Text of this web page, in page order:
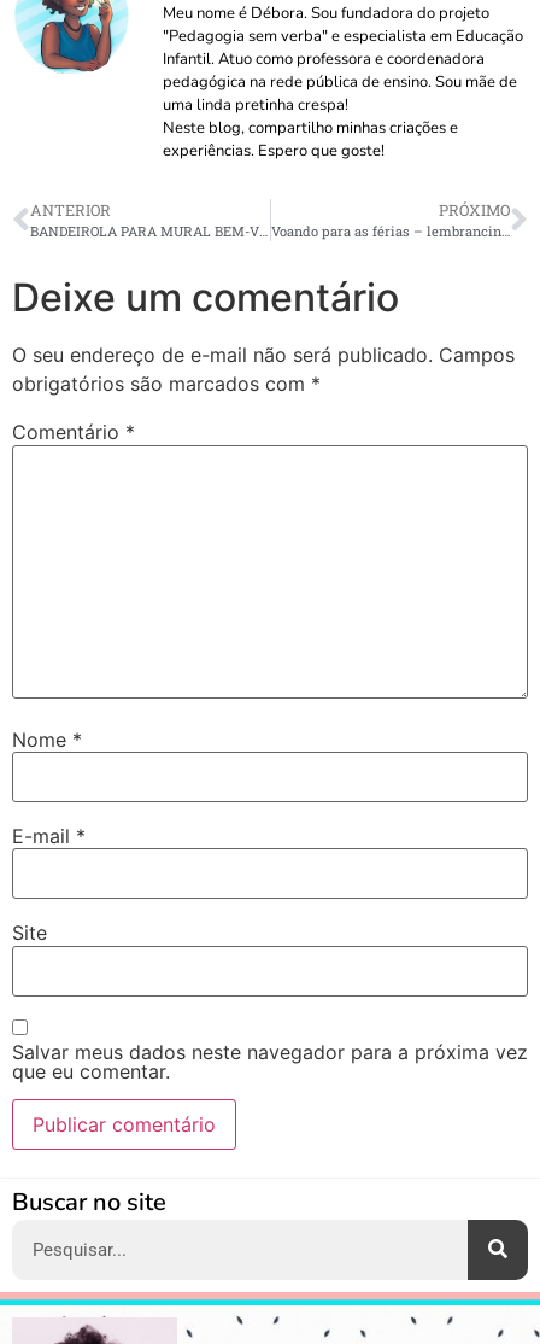
Meu nome é Débora. Sou fundadora do projeto
"Pedagogia sem verba" e especialista em Educação
Infantil. Atuo como professora e coordenadora
pedagógica na rede pública de ensino. Sou mãe de
uma linda pretinha crespa!
Neste blog, compartilho minhas criações e
experiências. Espero que goste!
ANTERIOR
BANDEIROLA PARA MURAL BEM-VINDOS
PRÓXIMO
Voando para as férias – lembrancinha
Deixe um comentário
O seu endereço de e-mail não será publicado. Campos
obrigatórios são marcados com *
Comentário *
Nome *
E-mail *
Site
Salvar meus dados neste navegador para a próxima vez
que eu comentar.
Buscar no site